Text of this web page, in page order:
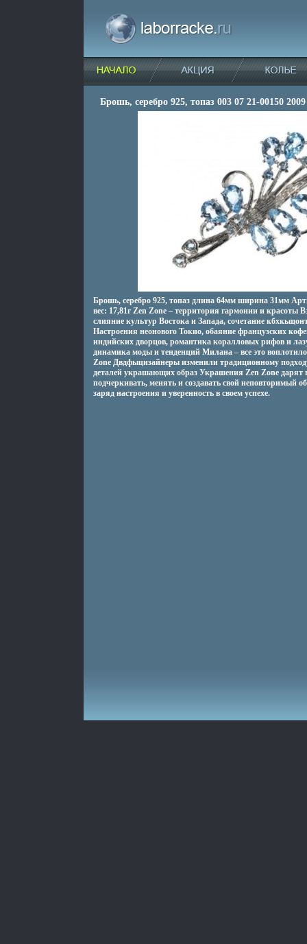
Брошь, серебро 925, топаз 003 07 21-00150
Брошь, серебро 925, топаз длина 64мм ширина 31мм
вес: 17,81г Zen Zone – территория гармонии и красоты
слияние культур Востока и Запада, сочетание
Настроения неонового Токио, обаяние французских
индийских дворцов, романтика коралловых рифов и
динамика моды и тенденций Милана – все это
Zone Двдфыцизайнеры изменили традиционному
деталей украшающих образ Украшения Zen Zone дарят
подчеркивать, менять и создавать свой неповторимый
заряд настроения и уверенность в своем успехе.